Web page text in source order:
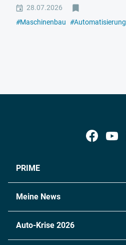
28.07.2026
#Maschinenbau #Automatisierung
PRIME
Meine News
Auto-Krise 2026